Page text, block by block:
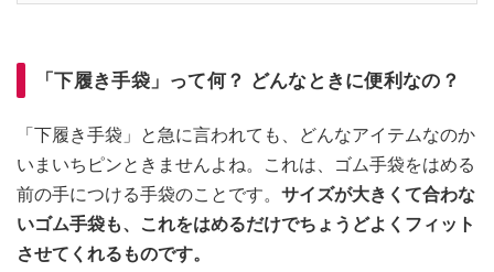
「下履き手袋」って何？ どんなときに便利なの？
「下履き手袋」と急に言われても、どんなアイテムなのか
いまいちピンときませんよね。これは、ゴム手袋をはめる
前の手につける手袋のことです。 サイズが大きくて合わな
いゴム手袋も、これをはめるだけでちょうどよくフィット
させてくれるものです。